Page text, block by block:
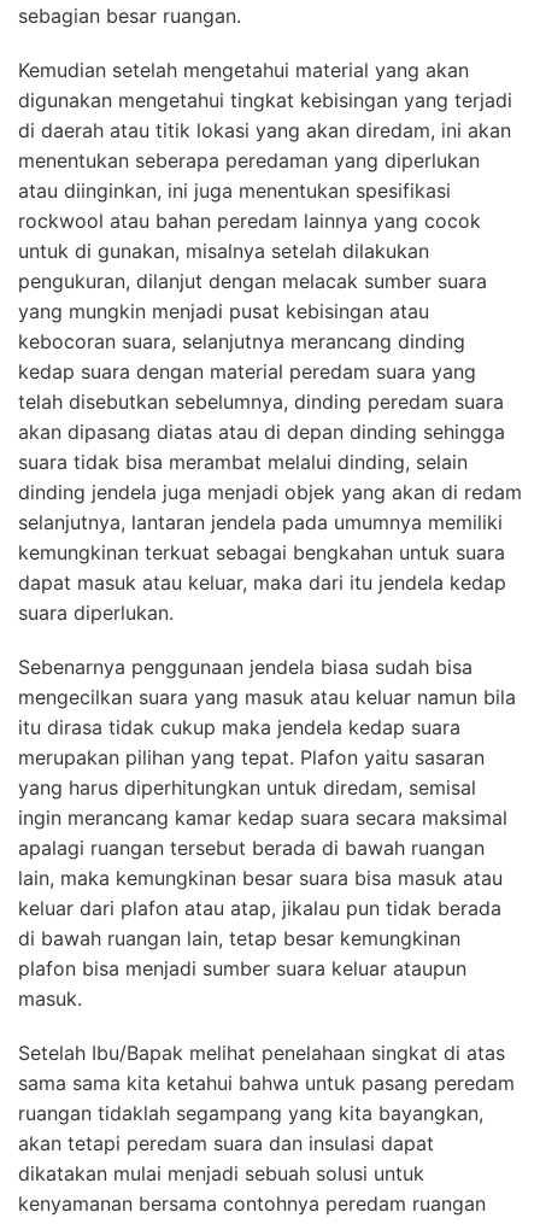
sebagian besar ruangan.
Kemudian setelah mengetahui material yang akan
digunakan mengetahui tingkat kebisingan yang terjadi
di daerah atau titik lokasi yang akan diredam, ini akan
menentukan seberapa peredaman yang diperlukan
atau diinginkan, ini juga menentukan spesifikasi
rockwool atau bahan peredam lainnya yang cocok
untuk di gunakan, misalnya setelah dilakukan
pengukuran, dilanjut dengan melacak sumber suara
yang mungkin menjadi pusat kebisingan atau
kebocoran suara, selanjutnya merancang dinding
kedap suara dengan material peredam suara yang
telah disebutkan sebelumnya, dinding peredam suara
akan dipasang diatas atau di depan dinding sehingga
suara tidak bisa merambat melalui dinding, selain
dinding jendela juga menjadi objek yang akan di redam
selanjutnya, lantaran jendela pada umumnya memiliki
kemungkinan terkuat sebagai bengkahan untuk suara
dapat masuk atau keluar, maka dari itu jendela kedap
suara diperlukan.
Sebenarnya penggunaan jendela biasa sudah bisa
mengecilkan suara yang masuk atau keluar namun bila
itu dirasa tidak cukup maka jendela kedap suara
merupakan pilihan yang tepat. Plafon yaitu sasaran
yang harus diperhitungkan untuk diredam, semisal
ingin merancang kamar kedap suara secara maksimal
apalagi ruangan tersebut berada di bawah ruangan
lain, maka kemungkinan besar suara bisa masuk atau
keluar dari plafon atau atap, jikalau pun tidak berada
di bawah ruangan lain, tetap besar kemungkinan
plafon bisa menjadi sumber suara keluar ataupun
masuk.
Setelah Ibu/Bapak melihat penelahaan singkat di atas
sama sama kita ketahui bahwa untuk pasang peredam
ruangan tidaklah segampang yang kita bayangkan,
akan tetapi peredam suara dan insulasi dapat
dikatakan mulai menjadi sebuah solusi untuk
kenyamanan bersama contohnya peredam ruangan